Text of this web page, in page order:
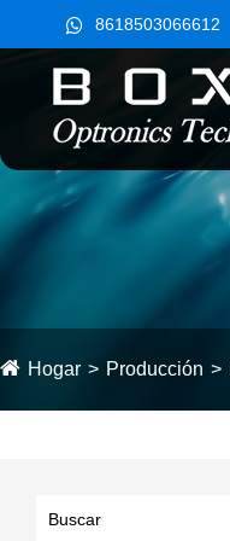
8618503066612
Hogar Producción